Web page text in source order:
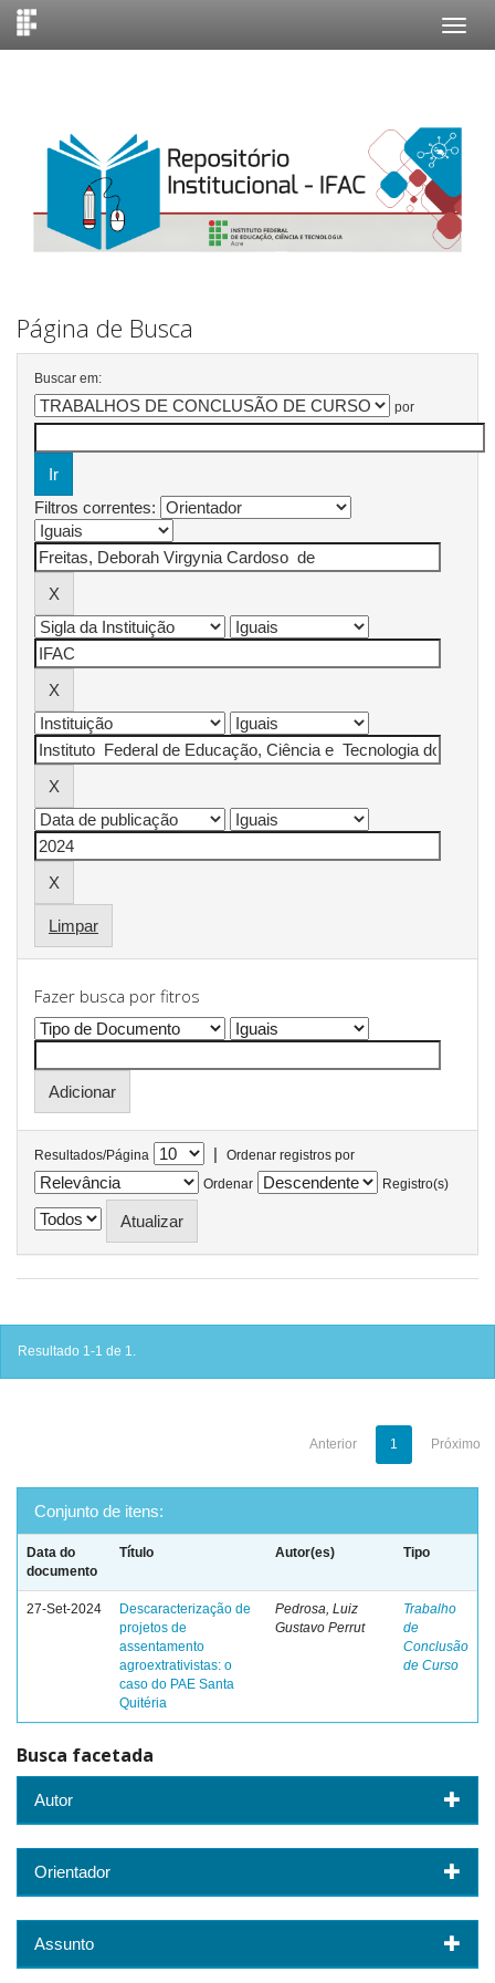
Página de Busca
Buscar em:
por
Filtros correntes:
Limpar
Fazer busca por fitros
Resultados/Página |
Ordenar registros por
Ordenar
Registro(s)
Resultado 1-1 de 1.
Anterior 1 Próximo
Conjunto de itens:
Data do
documento
Título Autor(es) Tipo
27-Set-2024
Descaracterização de
projetos de
assentamento
agroextrativistas: o
caso do PAE Santa
Quitéria
Pedrosa, Luiz
Gustavo Perrut
Trabalho
de
Conclusão
de Curso
Busca facetada
Autor
Orientador
Assunto